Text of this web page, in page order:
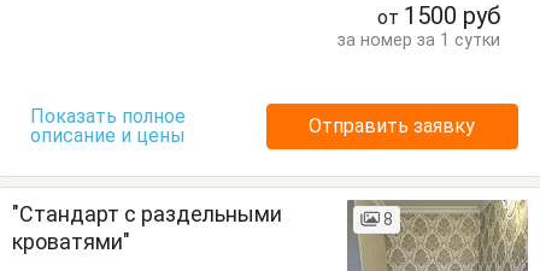
от 1500 руб
за номер за 1 сутки
Показать полное
описание и цены
Отправить заявку
"Стандарт с раздельными
кроватями"
8